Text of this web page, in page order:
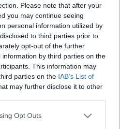
Please note that after your
you may continue seeing
personal information utilized by
to third parties prior to
opt-out of the further
by third parties on the
This information may
parties on the IAB’s List of
may further disclose it to other
app uses one or more Google
Opt Outs
amelyek bárki
az önsegítés definíciója
függően, hogy kit kérdez, a
ugyanaz. Az ebben a
és technikák segítségével
kiszámított,…
profi
vinni?
09.